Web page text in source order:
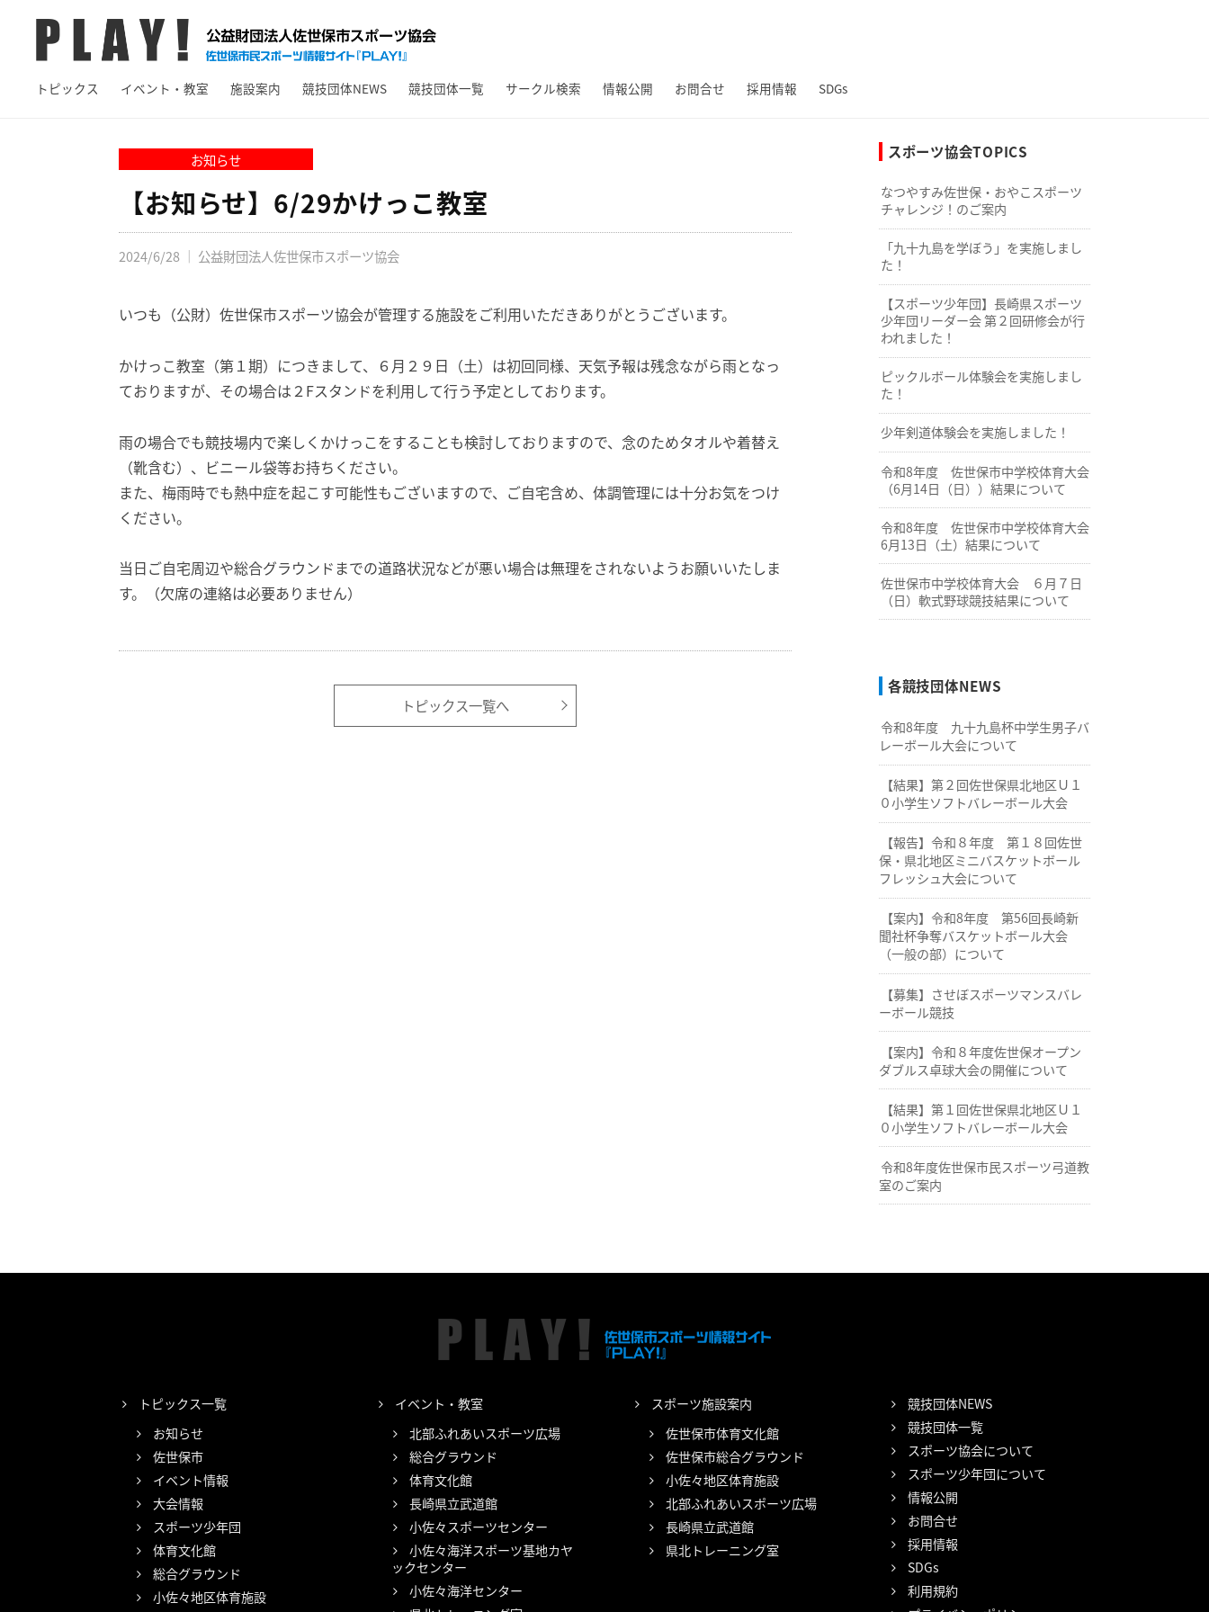
L世
トピックス イベント・教室 施設案内 競技団体NEWS 競技団体一覧 サークル検索 情報公開 お問合せ 採用情報 SDGs
お知らせ
【お知らせ】6/29かけっこ教室
2024/6/28 ｜ 公益財団法人佐世保市スポーツ協会
いつも（公財）佐世保市スポーツ協会が管理する施設をご利用いただきありがとうございます。
かけっこ教室（第１期）につきまして、６月２９日（土）は初回同様、天気予報は残念ながら雨となっ
ておりますが、その場合は２Fスタンドを利用して行う予定としております。
雨の場合でも競技場内で楽しくかけっこをすることも検討しておりますので、念のためタオルや着替え
（靴含む）、ビニール袋等お持ちください。
また、梅雨時でも熱中症を起こす可能性もございますので、ご自宅含め、体調管理には十分お気をつけ
ください。
当日ご自宅周辺や総合グラウンドまでの道路状況などが悪い場合は無理をされないようお願いいたしま
す。（欠席の連絡は必要ありません）
トピックス一覧へ
スポーツ協会TOPICS
なつやすみ佐世保・おやこスポーツ
チャレンジ！のご案内
「九十九島を学ぼう」を実施しまし
た！
【スポーツ少年団】長崎県スポーツ
少年団リーダー会 第２回研修会が行
われました！
ピックルボール体験会を実施しまし
た！
少年剣道体験会を実施しました！
令和8年度 佐世保市中学校体育大会
（6月14日（日））結果について
令和8年度 佐世保市中学校体育大会
6月13日（土）結果について
佐世保市中学校体育大会 ６月７日
（日）軟式野球競技結果について
各競技団体NEWS
令和8年度 九十九島杯中学生男子バ
レーボール大会について
【結果】第２回佐世保県北地区Ｕ１
０小学生ソフトバレーボール大会
【報告】令和８年度 第１８回佐世
保・県北地区ミニバスケットボール
フレッシュ大会について
【案内】令和8年度 第56回長崎新
聞社杯争奪バスケットボール大会
（一般の部）について
【募集】させぼスポーツマンスバレ
ーボール競技
【案内】令和８年度佐世保オープン
ダブルス卓球大会の開催について
【結果】第１回佐世保県北地区Ｕ１
０小学生ソフトバレーボール大会
令和8年度佐世保市民スポーツ弓道教
室のご案内
トピックス一覧
お知らせ
佐世保市
イベント情報
大会情報
スポーツ少年団
体育文化館
総合グラウンド
小佐々地区体育施設
イベント・教室
北部ふれあいスポーツ広場
総合グラウンド
体育文化館
長崎県立武道館
小佐々スポーツセンター
小佐々海洋スポーツ基地カヤ
ックセンター
小佐々海洋センター
スポーツ施設案内
佐世保市体育文化館
佐世保市総合グラウンド
小佐々地区体育施設
北部ふれあいスポーツ広場
長崎県立武道館
県北トレーニング室
競技団体NEWS
競技団体一覧
スポーツ協会について
スポーツ少年団について
情報公開
お問合せ
採用情報
SDGs
利用規約
!